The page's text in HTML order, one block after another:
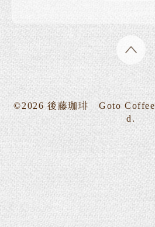
©2026 後藤珈琲 Goto Coffee
d.